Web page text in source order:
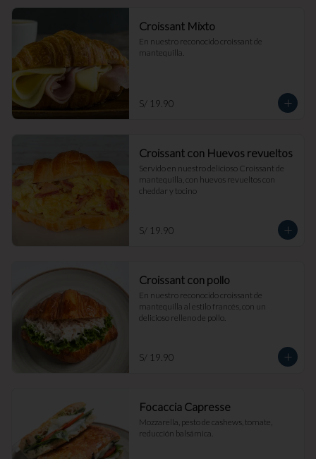
Croissant Mixto
En nuestro reconocido croissant de
mantequilla.
S/ 19.90
Croissant con Huevos revueltos
Servido en nuestro delicioso Croissant de
mantequilla, con huevos revueltos con
cheddar y tocino
S/ 19.90
Croissant con pollo
En nuestro reconocido croissant de
mantequilla al estilo francés, con un
delicioso relleno de pollo.
S/ 19.90
Focaccia Capresse
Mozzarella, pesto de cashews, tomate,
reducción balsámica.